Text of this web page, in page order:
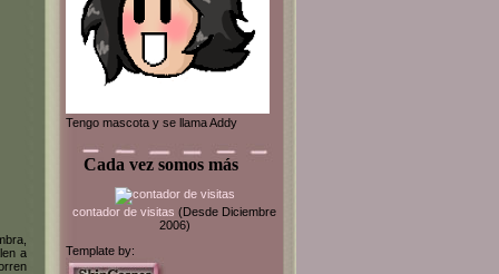
a
Tengo mascota y se llama Addy
Cada vez somos más
contador de visitas (Desde Diciembre
2006)
Template by: